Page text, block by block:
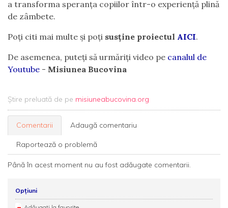
a transforma speranța copiilor într-o experiență plină
de zâmbete.
Poți citi mai multe și poți susține proiectul AICI.
De asemenea, puteți să urmăriți video pe canalul de
Youtube - Misiunea Bucovina
Știre preluată de pe misiuneabucovina.org
Comentarii Adaugă comentariu
Raportează o problemă
Până în acest moment nu au fost adăugate comentarii.
Opțiuni